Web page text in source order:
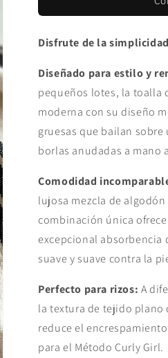
de
mano
de
mano
Disfrute de la
Diseñado para estilo y
pequeños lotes, la toalla
moderna con su diseño
gruesas que bailan
borlas anudadas a mano
Comodidad
lujosa mezcla de
combinación única
excepcional absorbencia
suave y suave contra la
Perfecto para rizos: A
la textura de tejido plano
reduce el
para el Método Curly Girl.